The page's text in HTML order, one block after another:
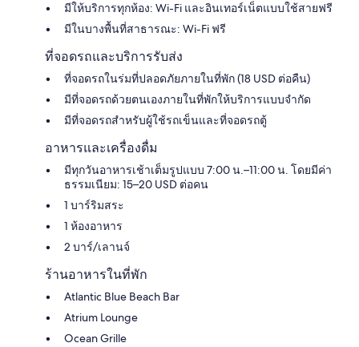
มีให้บริการทุกห้อง: Wi-Fi และอินเทอร์เน็ตแบบใช้สายฟรี
มีในบางพื้นที่สาธารณะ: Wi-Fi ฟรี
ที่จอดรถและบริการรับส่ง
ที่จอดรถในร่มที่ปลอดภัยภายในที่พัก (18 USD ต่อคืน)
มีที่จอดรถด้วยตนเองภายในที่พักให้บริการแบบจำกัด
มีที่จอดรถสำหรับผู้ใช้รถเข็นและที่จอดรถตู้
อาหารและเครื่องดื่ม
มีทุกวันอาหารเช้าเต็มรูปแบบ 7:00 น.–11:00 น. โดยมีค่า
ธรรมเนียม: 15–20 USD ต่อคน
1 บาร์ริมสระ
1 ห้องอาหาร
2 บาร์/เลานจ์
ร้านอาหารในที่พัก
Atlantic Blue Beach Bar
Atrium Lounge
Ocean Grille